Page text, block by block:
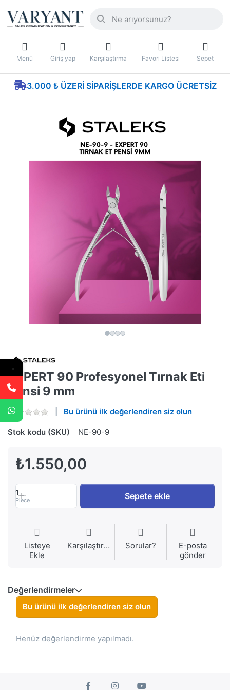
Menü Giriş yap Karşılaştırma Favori Listesi Sepet
3.000 ₺ ÜZERI SIPARIŞLERDE KARGO ÜCRETSIZ
EXPERT 90 Profesyonel Tırnak Eti
Pensi 9 mm
Bu ürünü ilk değerlendiren siz olun
Stok kodu (SKU) NE-90-9
₺1.550,00
1
Piece Sepete ekle
Listeye
Ekle
Karşılaştırma Sorular?
E-posta
gönder
Değerlendirmeler
Bu ürünü ilk değerlendiren siz olun
Henüz değerlendirme yapılmadı.
→